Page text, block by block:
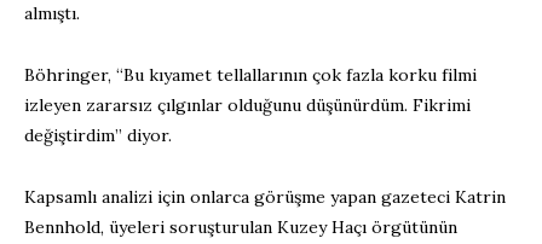
almıştı.
Böhringer, “Bu kıyamet tellallarının çok fazla korku filmi
izleyen zararsız çılgınlar olduğunu düşünürdüm. Fikrimi
değiştirdim” diyor.
Kapsamlı analizi için onlarca görüşme yapan gazeteci Katrin
Bennhold, üyeleri soruşturulan Kuzey Haçı örgütünün